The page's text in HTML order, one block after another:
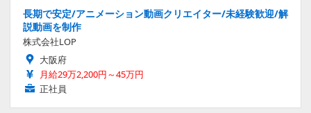
長期で安定/アニメーション動画クリエイター/未経験歓迎/解
説動画を制作
株式会社LOP
大阪府
月給29万2,200円～45万円
正社員